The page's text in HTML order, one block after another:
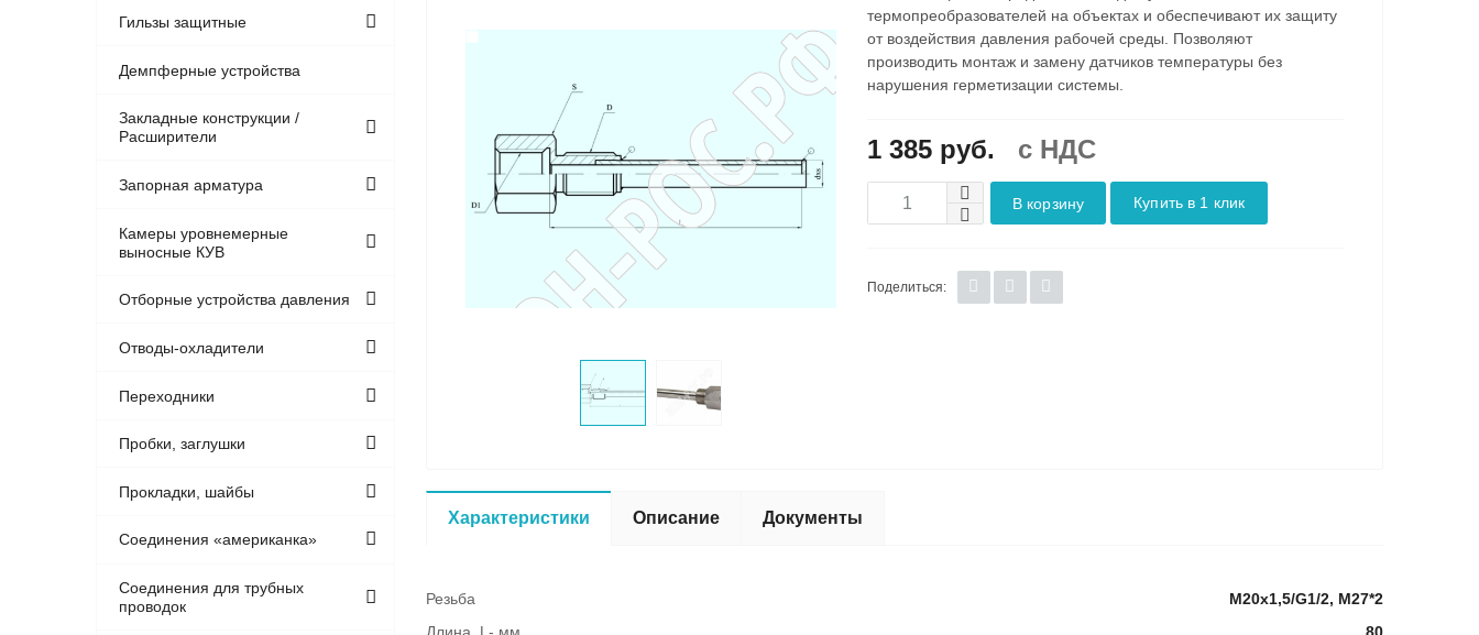
Гильзы защитные
Демпферные устройства
Закладные конструкции /
Расширители
Запорная арматура
Камеры уровнемерные
выносные КУВ
Отборные устройства давления
Отводы-охладители
Переходники
Пробки, заглушки
Прокладки, шайбы
Соединения «американка»
Соединения для трубных
проводок
термопреобразователей на объектах и обеспечивают их защиту
от воздействия давления рабочей среды. Позволяют
производить монтаж и замену датчиков температуры без
нарушения герметизации системы.
1 385 руб. c НДС
В корзину Купить в 1 клик
Поделиться:
Характеристики Описание Документы
Резьба
М20х1,5/G1/2, М27*2